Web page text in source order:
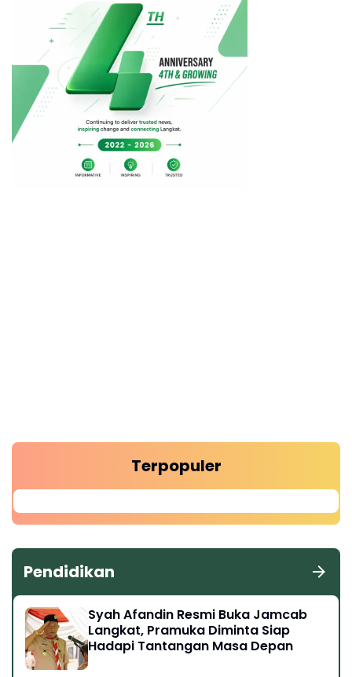
Terpopuler
Pendidikan
Syah Afandin Resmi Buka Jamcab
Langkat, Pramuka Diminta Siap
Hadapi Tantangan Masa Depan